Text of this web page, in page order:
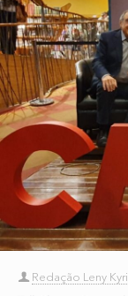
Redação Leny